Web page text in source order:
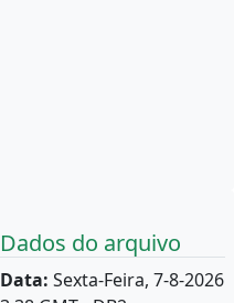
Dados do arquivo
Data: Sexta-Feira, 7-8-2026